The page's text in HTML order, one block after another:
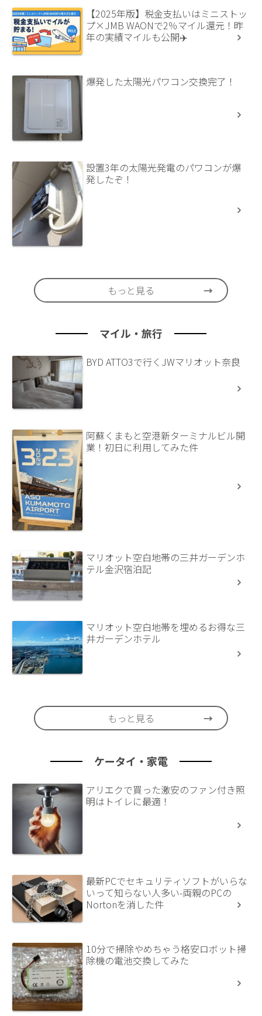
【2025年版】税金支払いはミニストッ
プ×JMB WAONで2％マイル還元！昨
年の実績マイルも公開✈️
爆発した太陽光パワコン交換完了！
設置3年の太陽光発電のパワコンが爆
発したぞ！
もっと見る
マイル・旅行
BYD ATTO3で行くJWマリオット奈良
阿蘇くまもと空港新ターミナルビル開
業！初日に利用してみた件
マリオット空白地帯の三井ガーデンホ
テル金沢宿泊記
マリオット空白地帯を埋めるお得な三
井ガーデンホテル
もっと見る
ケータイ・家電
アリエクで買った激安のファン付き照
明はトイレに最適！
最新PCでセキュリティソフトがいらな
いって知らない人多い-両親のPCの
Nortonを消した件
10分で掃除やめちゃう格安ロボット掃
除機の電池交換してみた